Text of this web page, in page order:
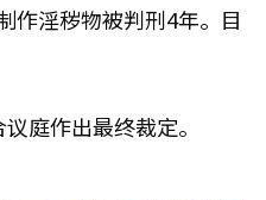
作淫秽物被判刑4年。目
庭作出最终裁定。